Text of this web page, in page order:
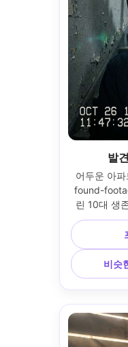
발
어두운 아
found-
린 10대 생
숨결 표정,
타임코드
인과 거친
달린 컴팩트
타이트한
먼지, 혼
비슷